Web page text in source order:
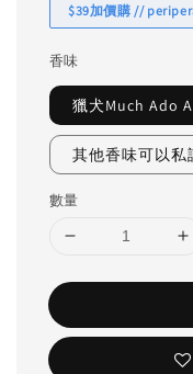
$39加價購 //
香味
獵犬Much Ado
其他香味可以
數量